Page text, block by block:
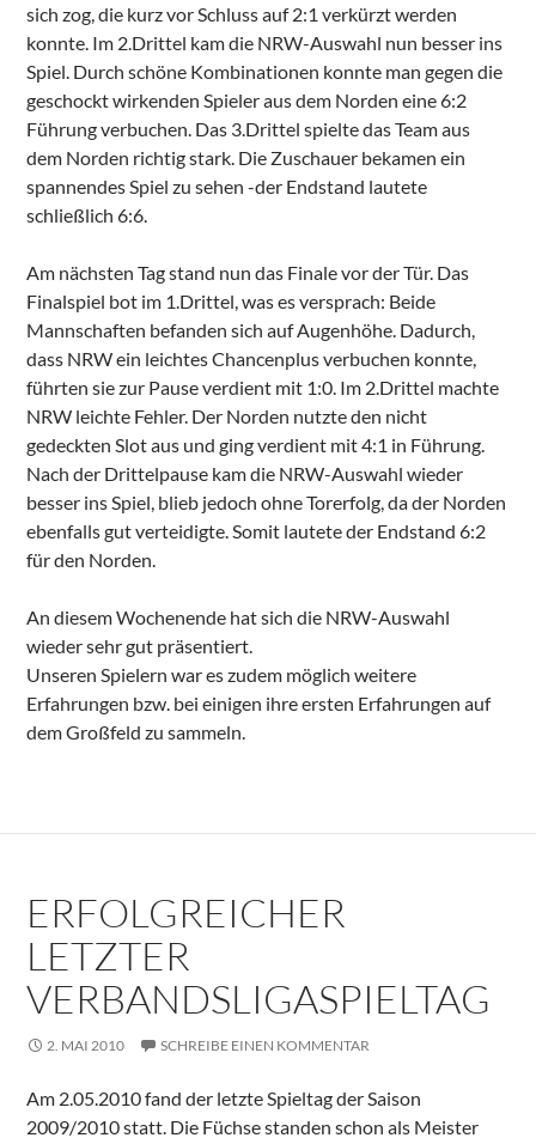
sich zog, die kurz vor Schluss auf 2:1 verkürzt werden
konnte. Im 2.Drittel kam die NRW-Auswahl nun besser ins
Spiel. Durch schöne Kombinationen konnte man gegen die
geschockt wirkenden Spieler aus dem Norden eine 6:2
Führung verbuchen. Das 3.Drittel spielte das Team aus
dem Norden richtig stark. Die Zuschauer bekamen ein
spannendes Spiel zu sehen -der Endstand lautete
schließlich 6:6.
Am nächsten Tag stand nun das Finale vor der Tür. Das
Finalspiel bot im 1.Drittel, was es versprach: Beide
Mannschaften befanden sich auf Augenhöhe. Dadurch,
dass NRW ein leichtes Chancenplus verbuchen konnte,
führten sie zur Pause verdient mit 1:0. Im 2.Drittel machte
NRW leichte Fehler. Der Norden nutzte den nicht
gedeckten Slot aus und ging verdient mit 4:1 in Führung.
Nach der Drittelpause kam die NRW-Auswahl wieder
besser ins Spiel, blieb jedoch ohne Torerfolg, da der Norden
ebenfalls gut verteidigte. Somit lautete der Endstand 6:2
für den Norden.
An diesem Wochenende hat sich die NRW-Auswahl
wieder sehr gut präsentiert.
Unseren Spielern war es zudem möglich weitere
Erfahrungen bzw. bei einigen ihre ersten Erfahrungen auf
dem Großfeld zu sammeln.
ERFOLGREICHER
LETZTER
VERBANDSLIGASPIELTAG
2. MAI 2010 SCHREIBE EINEN KOMMENTAR
Am 2.05.2010 fand der letzte Spieltag der Saison
2009/2010 statt. Die Füchse standen schon als Meister